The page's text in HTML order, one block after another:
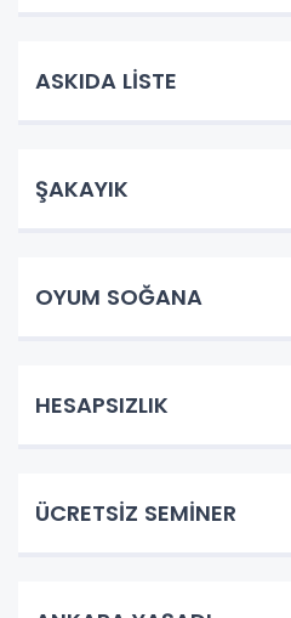
ASKIDA LİSTE
ŞAKAYIK
OYUM SOĞANA
HESAPSIZLIK
ÜCRETSİZ SEMİNER